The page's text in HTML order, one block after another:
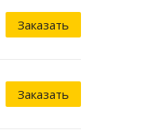
Заказать
Заказать